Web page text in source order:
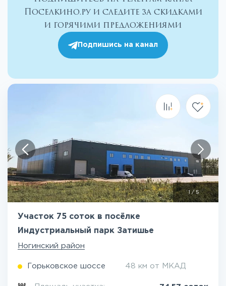
Поселкино.ру и следите за скидками
и горячими предложениями
Подпишись на канал
1/5
Участок 75 соток в посёлке
Индустриальный парк Затишье
Ногинский район
Горьковское шоссе 48 км от МКАД